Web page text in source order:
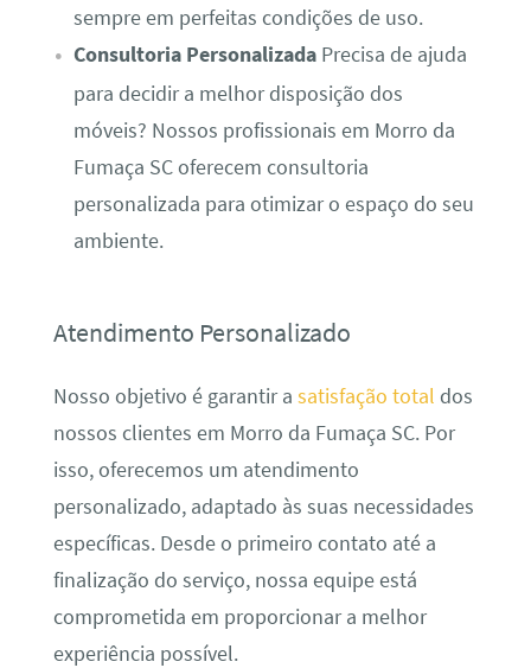
sempre em perfeitas condições de uso.
Consultoria PersonalizadaPrecisa de ajuda
para decidir a melhor disposição dos
móveis? Nossos profissionais em Morro da
Fumaça SC oferecem consultoria
personalizada para otimizar o espaço do seu
ambiente.
Atendimento Personalizado
Nosso objetivo é garantir a satisfação total dos
nossos clientes em Morro da Fumaça SC. Por
isso, oferecemos um atendimento
personalizado, adaptado às suas necessidades
específicas. Desde o primeiro contato até a
finalização do serviço, nossa equipe está
comprometida em proporcionar a melhor
experiência possível.